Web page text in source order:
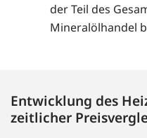
der Teil des
Mineralölhandel
Entwicklung des
zeitlicher